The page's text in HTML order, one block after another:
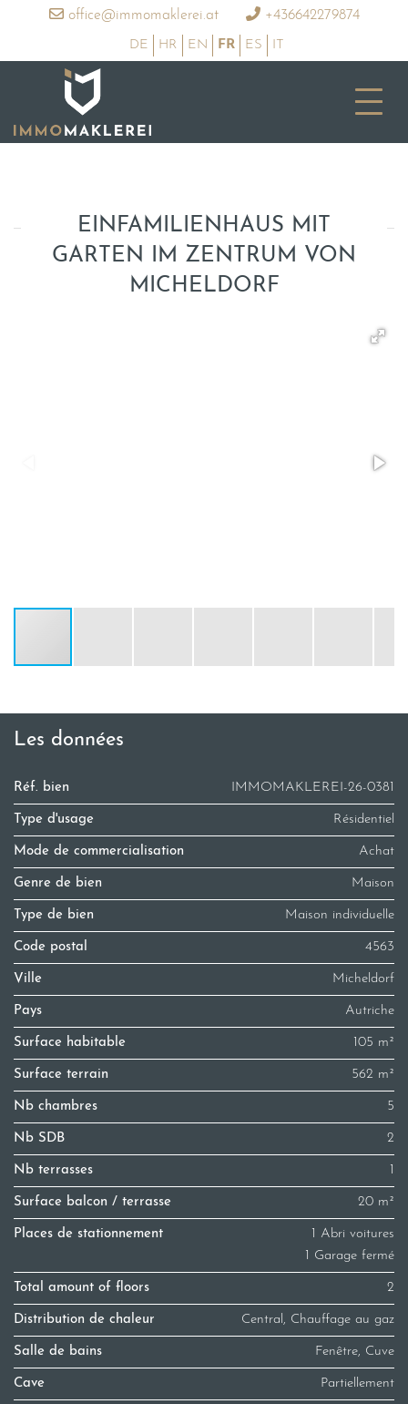
office@immomaklerei.at +436642279874
DE HR EN FR ES IT
EINFAMILIENHAUS MIT
GARTEN IM ZENTRUM VON
MICHELDORF
Les données
Réf. bien IMMOMAKLEREI-26-0381
Type d'usage Résidentiel
Mode de commercialisation Achat
Genre de bien Maison
Type de bien Maison individuelle
Code postal 4563
Ville Micheldorf
Pays Autriche
Surface habitable 105 m²
Surface terrain 562 m²
Nb chambres 5
Nb SDB 2
Nb terrasses 1
Surface balcon / terrasse 20 m²
Places de stationnement
1 Abri voitures
1 Garage fermé
Total amount of floors 2
Distribution de chaleur Central, Chauffage au gaz
Salle de bains Fenêtre, Cuve
Cave Partiellement